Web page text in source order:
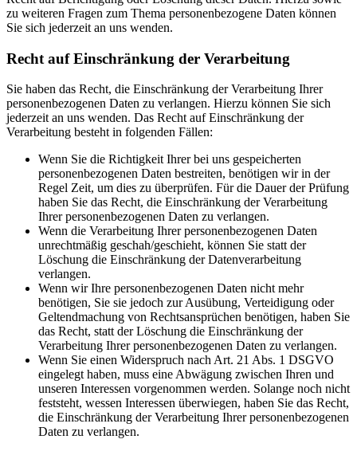
zu weiteren Fragen zum Thema personenbezogene Daten können
Sie sich jederzeit an uns wenden.
Recht auf Einschränkung der Verarbeitung
Sie haben das Recht, die Einschränkung der Verarbeitung Ihrer
personenbezogenen Daten zu verlangen. Hierzu können Sie sich
jederzeit an uns wenden. Das Recht auf Einschränkung der
Verarbeitung besteht in folgenden Fällen:
Wenn Sie die Richtigkeit Ihrer bei uns gespeicherten
personenbezogenen Daten bestreiten, benötigen wir in der
Regel Zeit, um dies zu überprüfen. Für die Dauer der Prüfung
haben Sie das Recht, die Einschränkung der Verarbeitung
Ihrer personenbezogenen Daten zu verlangen.
Wenn die Verarbeitung Ihrer personenbezogenen Daten
unrechtmäßig geschah/geschieht, können Sie statt der
Löschung die Einschränkung der Datenverarbeitung
verlangen.
Wenn wir Ihre personenbezogenen Daten nicht mehr
benötigen, Sie sie jedoch zur Ausübung, Verteidigung oder
Geltendmachung von Rechtsansprüchen benötigen, haben Sie
das Recht, statt der Löschung die Einschränkung der
Verarbeitung Ihrer personenbezogenen Daten zu verlangen.
Wenn Sie einen Widerspruch nach Art. 21 Abs. 1 DSGVO
eingelegt haben, muss eine Abwägung zwischen Ihren und
unseren Interessen vorgenommen werden. Solange noch nicht
feststeht, wessen Interessen überwiegen, haben Sie das Recht,
die Einschränkung der Verarbeitung Ihrer personenbezogenen
Daten zu verlangen.